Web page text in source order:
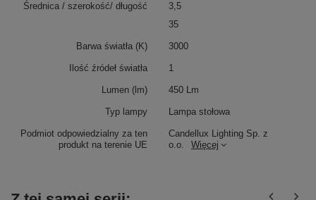
Podmiot odpowiedzialny za ten
produkt na terenie UE
Candellux Lighting Sp. z
o.o.
Więcej
Średnica / szerokość/ długość
3,5
35
Barwa światła (K) 3000
Ilość źródeł światła 1
Lumen (lm) 450 Lm
Typ lampy Lampa stołowa